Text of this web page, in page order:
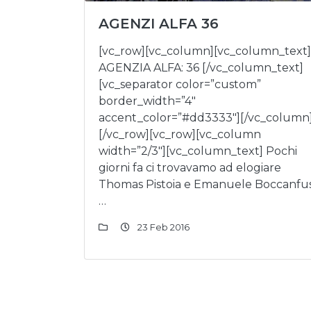
AGENZI ALFA 36
[vc_row][vc_column][vc_column_text]
AGENZIA ALFA: 36 [/vc_column_text]
[vc_separator color=”custom”
border_width=”4″
accent_color=”#dd3333″][/
[/vc_row][vc_row][vc_column
width=”2/3″][vc_column_text] Pochi
giorni fa ci trovavamo ad elogiare
Thomas Pistoia e Emanuele
…
23 Feb 2016